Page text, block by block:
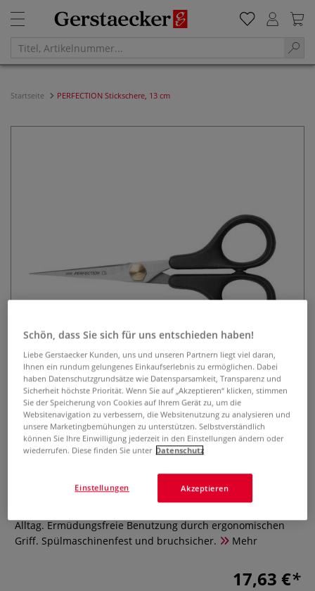
Startseite PERFECTION Stickschere, 13 cm
PERFECTION Stickschere, 13 cm
PERFECTION Stickschere ist aus rostfreiem Edelstahl und
Alltag. Ermüdungsfreie Benutzung durch ergonomischen
Griff. Spülmaschinenfest und bruchsicher.
Mehr
17,63 €
Schön, dass Sie sich für uns entschieden haben!
Liebe Gerstaecker Kunden, uns und unseren Partnern liegt viel daran,
Ihnen ein rundum gelungenes Einkaufserlebnis zu ermöglichen. Dabei
haben Datenschutzgrundsätze wie Datensparsamkeit, Transparenz und
Sicherheit höchste Priorität. Wenn Sie auf „Akzeptieren“ klicken, stimmen
Sie der Speicherung von Cookies auf Ihrem Gerät zu, um die
Websitenavigation zu verbessern, die Websitenutzung zu analysieren und
unsere Marketingbemühungen zu unterstützen. Selbstverständlich
können Sie Ihre Einwilligung jederzeit in den Einstellungen ändern oder
wiederrufen. Diese finden Sie unter Datenschutz
Akzeptieren
Einstellungen